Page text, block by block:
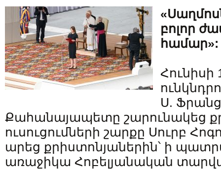
բոլոր
համար»:
Հունիսի
Ս.
Քահանայապետը շարունակեց
ուսուցումների շարքը Սուրբ
արեց քրիստոնյաներին՝ ի
առաջիկա Հոբելյանական